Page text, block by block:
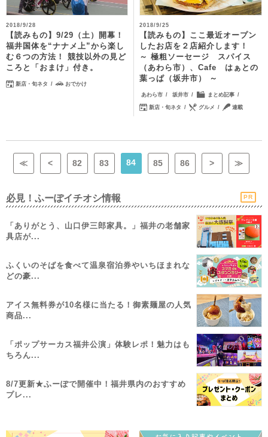
2018/9/28
【読みもの】9/29（土）開幕！
福井国体を“ナナメ上”から楽し
む６つの方法！ 競技以外の見ど
ころと「おまけ」付き。
新店・旬ネタ おでかけ
2018/9/25
【読みもの】ここ最近オープン
したお店を２店紹介します！
～ 極粗ソーセージ スパイス
（あわら市）、Cafe はぁとの
葉っぱ（坂井市） ～
あわら市 坂井市 まとめ記事
新店・旬ネタ グルメ 連載
≪ < 82 83 84 85 86 > ≫
必見！ふーぽイチオシ情報 PR
「ありがとう、山口伊三郎家具。」福井の老舗家
具店が...
ふくいのそばを食べて温泉宿泊券やいちほまれな
どの豪...
アイス無料券が10名様に当たる！御素麺屋の人気
商品...
「ポップサーカス福井公演」体験レポ！魅力はも
ちろん...
8/7更新★ふーぽで開催中！福井県内のおすすめ
プレ...